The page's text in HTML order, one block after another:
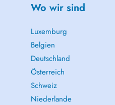
Wo wir sind
Luxemburg
Belgien
Deutschland
Österreich
Schweiz
Niederlande